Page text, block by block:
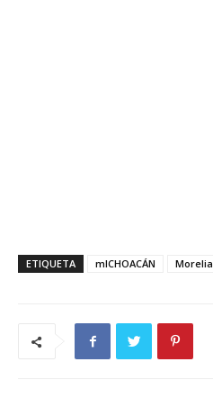
ETIQUETA mICHOACÁN Morelia